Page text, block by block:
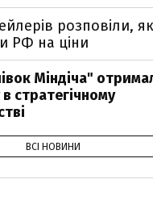
розповіли, як
РФ на ціни
Міндіча"
стратегічному
ВСІ НОВИНИ